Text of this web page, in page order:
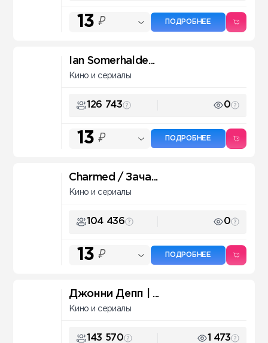
13 ₽ ПОДРОБНЕЕ
Ian Somerhalde...
Кино и сериалы
126 743 0
13 ₽ ПОДРОБНЕЕ
Charmed / Зача...
Кино и сериалы
104 436 0
13 ₽ ПОДРОБНЕЕ
Джонни Депп | ...
Кино и сериалы
143 570 1 473